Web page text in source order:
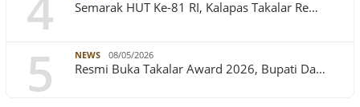
Semarak HUT Ke-81 RI, Kalapas Takalar Re…
5 NEWS 08/05/2026
Resmi Buka Takalar Award 2026, Bupati Da…